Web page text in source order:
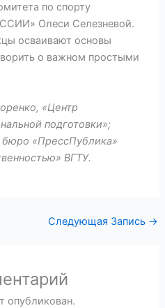
по спорту
Олеси Селезневой.
осваивают основы
о важном простыми
«Центр
подготовки»;
бюро «ПрессПублика»
ВГТУ.
Следующая Запись →
опубликован.